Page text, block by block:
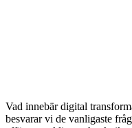
Vad innebär digital
besvarar vi de vanligaste